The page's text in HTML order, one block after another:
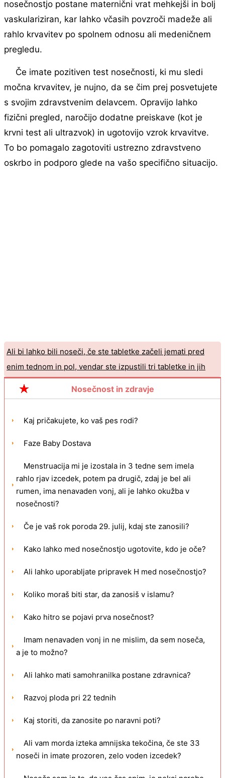
nosečnostjo postane maternični vrat mehkejši in bolj
vaskulariziran, kar lahko včasih povzroči madeže ali
rahlo krvavitev po spolnem odnosu ali medeničnem
pregledu.
Če imate pozitiven test nosečnosti, ki mu sledi
močna krvavitev, je nujno, da se čim prej posvetujete
s svojim zdravstvenim delavcem. Opravijo lahko
fizični pregled, naročijo dodatne preiskave (kot je
krvni test ali ultrazvok) in ugotovijo vzrok krvavitve.
To bo pomagalo zagotoviti ustrezno zdravstveno
oskrbo in podporo glede na vašo specifično situacijo.
Ali bi lahko bili noseči, če ste tabletke začeli jemati pred
enim tednom in pol, vendar ste izpustili tri tabletke in jih
nehali jemati, ker ste želeli dobiti nenavadno krvavo?
Ali je verjetno, da ste noseči, če zamujate tri tedne in imate
test negativen?
Nosečnost in zdravje
Kaj pričakujete, ko vaš pes rodi?
Faze Baby Dostava
Menstruacija mi je izostala in 3 tedne sem imela
rahlo rjav izcedek, potem pa drugič, zdaj je bel ali
rumen, ima nenavaden vonj, ali je lahko okužba v
nosečnosti?
Če je vaš rok poroda 29. julij, kdaj ste zanosili?
Kako lahko med nosečnostjo ugotovite, kdo je oče?
Ali lahko uporabljate pripravek H med nosečnostjo?
Koliko moraš biti star, da zanosiš v islamu?
Kako hitro se pojavi prva nosečnost?
Imam nenavaden vonj in ne mislim, da sem noseča,
a je to možno?
Ali lahko mati samohranilka postane zdravnica?
Razvoj ploda pri 22 tednih
Kaj storiti, da zanosite po naravni poti?
Ali vam morda izteka amnijska tekočina, če ste 33
noseči in imate prozoren, zelo voden izcedek?